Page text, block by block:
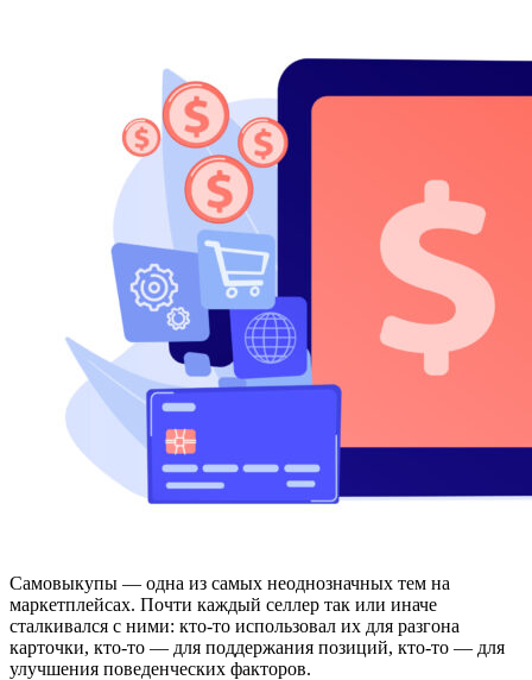
Самовыкупы — одна из самых неоднозначных тем на
маркетплейсах. Почти каждый селлер так или иначе
сталкивался с ними: кто-то использовал их для разгона
карточки, кто-то — для поддержания позиций, кто-то — для
улучшения поведенческих факторов.